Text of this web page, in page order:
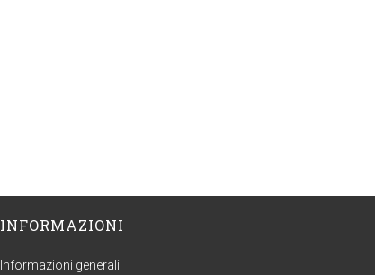
INFORMAZIONI
Informazioni generali